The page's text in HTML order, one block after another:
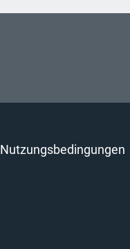
Nutzungsbedingungen